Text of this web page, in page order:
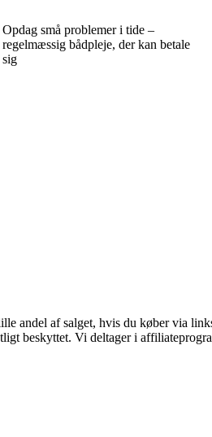
Opdag små problemer i tide –
regelmæssig bådpleje, der kan betale
sig
andel af salget, hvis du køber via
beskyttet. Vi deltager i